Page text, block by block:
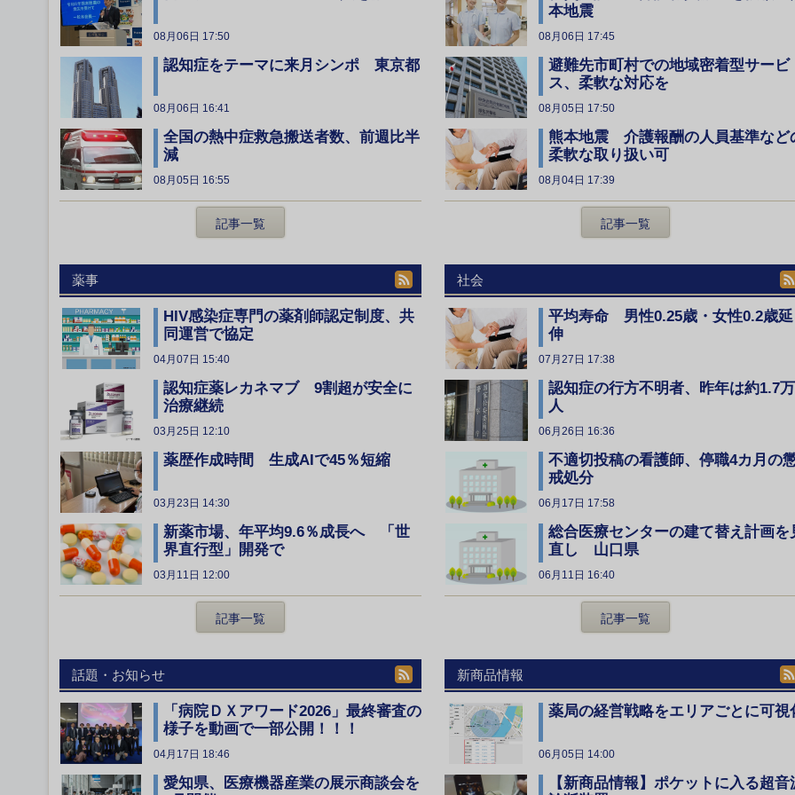
08月06日 17:50
認知症をテーマに来月シンポ 東京都
08月06日 16:41
全国の熱中症救急搬送者数、前週比半
減
08月05日 16:55
記事一覧
本地震
08月06日 17:45
避難先市町村での地域密着型サービ
ス、柔軟な対応を
08月05日 17:50
熊本地震 介護報酬の人員基準など
柔軟な取り扱い可
08月04日 17:39
記事一覧
薬事
HIV感染症専門の薬剤師認定制度、共
同運営で協定
04月07日 15:40
認知症薬レカネマブ 9割超が安全に
治療継続
03月25日 12:10
薬歴作成時間 生成AIで45％短縮
03月23日 14:30
新薬市場、年平均9.6％成長へ 「世
界直行型」開発で
03月11日 12:00
記事一覧
社会
平均寿命 男性0.25歳・女性0.2歳延
伸
07月27日 17:38
認知症の行方不明者、昨年は約1.7万
人
06月26日 16:36
不適切投稿の看護師、停職4カ月の
戒処分
06月17日 17:58
総合医療センターの建て替え計画を
直し 山口県
06月11日 16:40
記事一覧
話題・お知らせ
「病院ＤＸアワード2026」最終審査の
様子を動画で一部公開！！！
04月17日 18:46
愛知県、医療機器産業の展示商談会を
新商品情報
薬局の経営戦略をエリアごとに可視
06月05日 14:00
【新商品情報】ポケットに入る超音